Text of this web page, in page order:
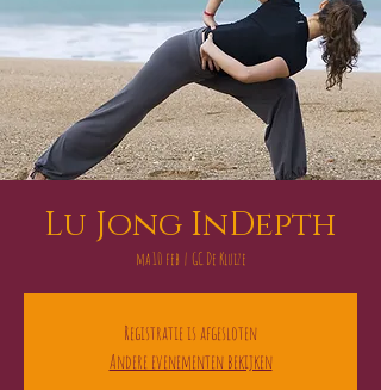
Lu Jong InDepth
ma 10 feb
  |
GC De Kluize
Registratie is afgesloten
Andere evenementen bekijken